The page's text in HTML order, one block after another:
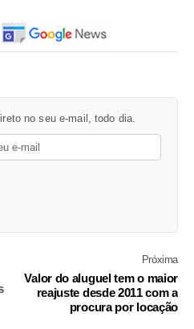
no seu e-mail, todo dia.
Próxima
Valor do aluguel tem o maior
reajuste desde 2011 com a
procura por locação